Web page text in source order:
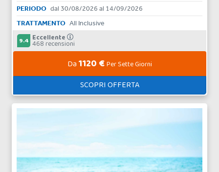
PERIODO dal 30/08/2026 al 14/09/2026
TRATTAMENTO All Inclusive
9.4 Eccellente
468 recensioni
Da 1120 €Per Sette Giorni
SCOPRI OFFERTA